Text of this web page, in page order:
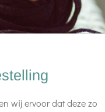
wij ervoor dat deze zo